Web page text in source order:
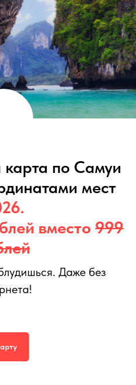
карта по Самуи
мест
вместо 999
Даже без